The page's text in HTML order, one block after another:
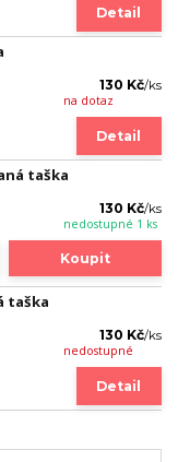
Detail
130 Kč/ks
na dotaz
Detail
taška
130 Kč/ks
nedostupné 1 ks
Koupit
taška
130 Kč/ks
nedostupné
Detail